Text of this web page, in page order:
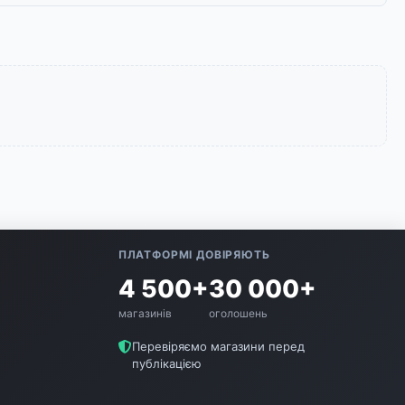
ПЛАТФОРМІ ДОВІРЯЮТЬ
4 500+
магазинів
30 000+
оголошень
Перевіряємо магазини перед
публікацією